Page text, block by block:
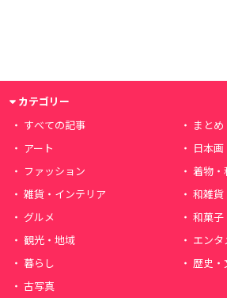
カテゴリー
すべての記事
まとめ
アート
日本
ファッション
着物・
雑貨・インテリア
和雑貨
グルメ
和菓子
観光・地域
エンタ
暮らし
歴史・
古写真